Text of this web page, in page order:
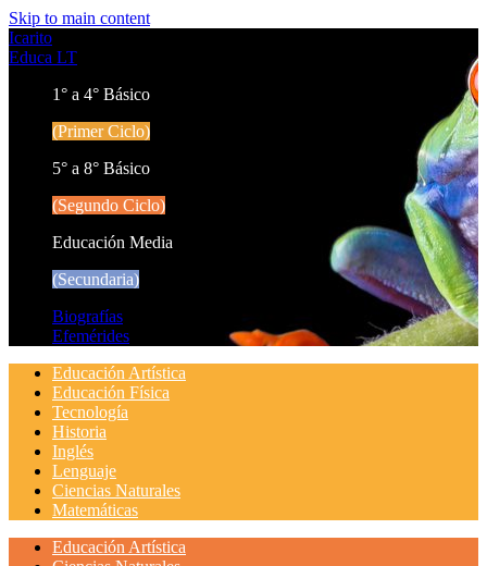
Skip to main content
Icarito
Educa LT
1° a 4° Básico
(Primer Ciclo)
5° a 8° Básico
(Segundo Ciclo)
Educación Media
(Secundaria)
Biografías
Efemérides
Educación Artística
Educación Física
Tecnología
Historia
Inglés
Lenguaje
Ciencias Naturales
Matemáticas
Educación Artística